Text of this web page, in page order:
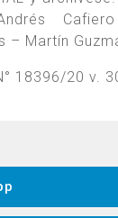
– Martín
18396/20 v.